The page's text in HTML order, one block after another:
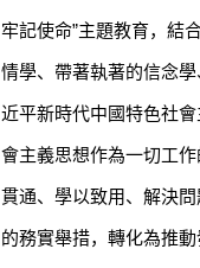
牢記使命”主題教育，結
情學、帶著執著的信念
近平新時代中國特色社
會主義思想作為一切工
貫通、學以致用、解決
的務實舉措，轉化為推